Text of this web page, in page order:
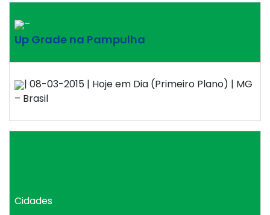
–
Up Grade na Pampulha
| 08-03-2015 | Hoje em Dia (Primeiro Plano) | MG
– Brasil
Cidades